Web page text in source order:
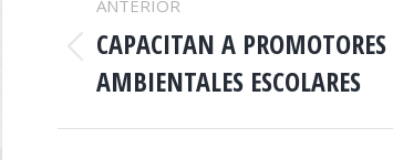
ENTRE
PUBLICACIONES
ANTERIOR
Publicación
anterior:
CAPACITAN A PROMOTORES
AMBIENTALES ESCOLARES